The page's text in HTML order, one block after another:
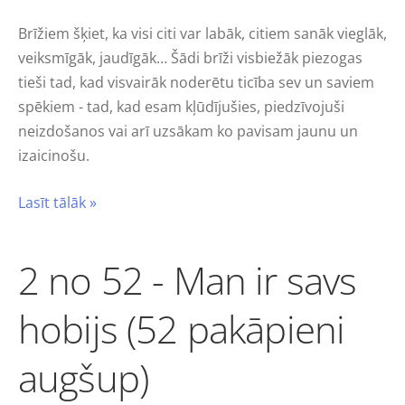
Brīžiem šķiet, ka visi citi var labāk, citiem sanāk vieglāk,
veiksmīgāk, jaudīgāk… Šādi brīži visbiežāk piezogas
tieši tad, kad visvairāk noderētu ticība sev un saviem
spēkiem - tad, kad esam kļūdījušies, piedzīvojuši
neizdošanos vai arī uzsākam ko pavisam jaunu un
izaicinošu.
Lasīt tālāk »
2 no 52 - Man ir savs
hobijs (52 pakāpieni
augšup)